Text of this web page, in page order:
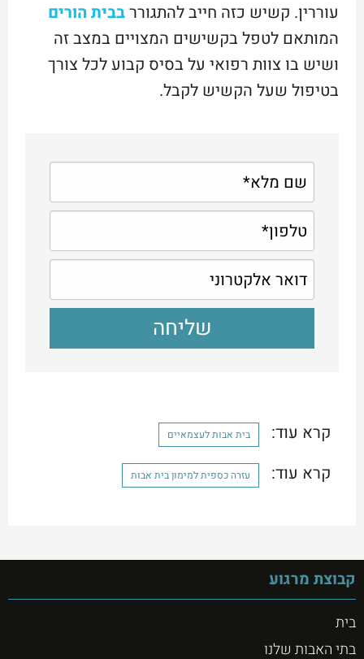
עוררין. קשיש כזה חייב להתגוררבבית הורים
המותאם לטפל בקשישים המצויים במצב זה
ושיש בו צוות רפואי על בסיס קבוע לכל צורך
בטיפול שעל הקשיש לקבל.
קרא עוד: בית אבות לעצמאיים
קרא עוד: עזרה כספית למימון בית אבות
קבוצת מרגוע
בית
בתי האבות שלנו